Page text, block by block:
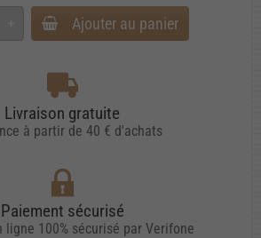
Ajouter au panier
Livraison gratuite
à partir de 40 € d'achats
Paiement sécurisé
ligne 100% sécurisé par Verifone